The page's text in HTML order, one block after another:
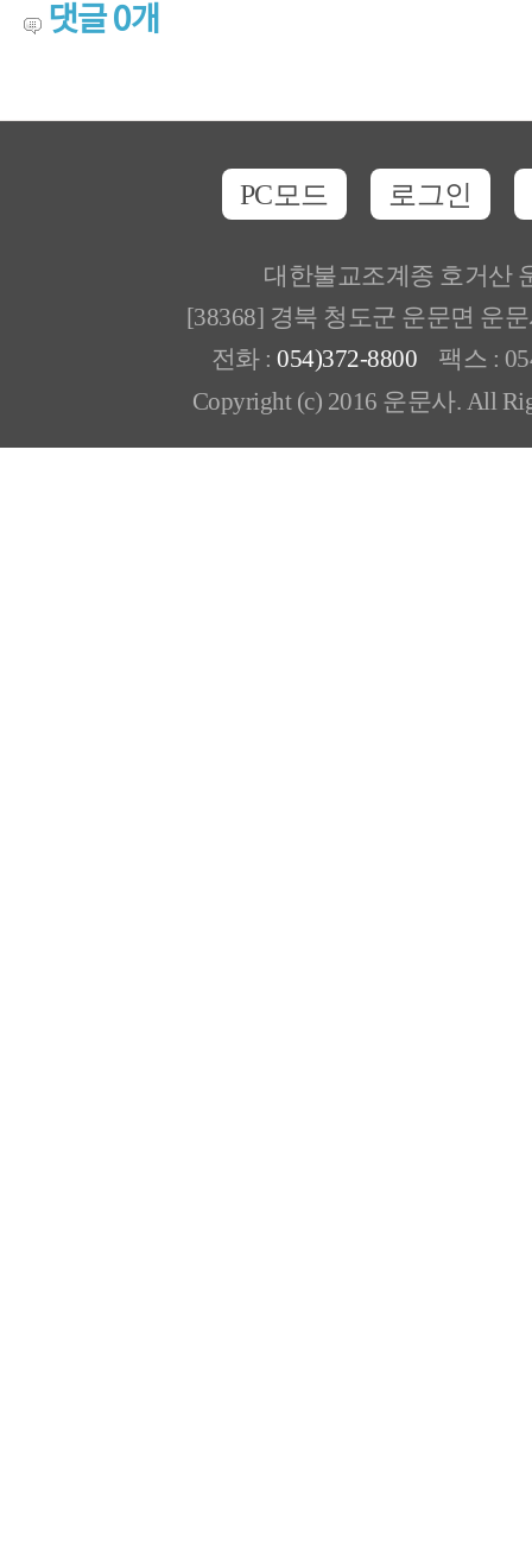
댓글0개
PC모드 로그인
대한불교조계종 호거산
[38368] 경북 청도군 운문면 운
전화 : 054)372-8800 팩스 :
Copyright (c) 2016 운문사. All